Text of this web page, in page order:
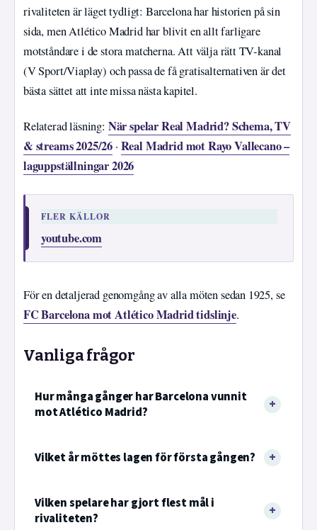
rivaliteten är läget tydligt: Barcelona har historien på sin
sida, men Atlético Madrid har blivit en allt farligare
motståndare i de stora matcherna. Att välja rätt TV-kanal
(V Sport/Viaplay) och passa de få gratisalternativen är det
bästa sättet att inte missa nästa kapitel.
Relaterad läsning: När spelar Real Madrid? Schema, TV
& streams 2025/26 · Real Madrid mot Rayo Vallecano –
laguppställningar 2026
FLER KÄLLOR
youtube.com
För en detaljerad genomgång av alla möten sedan 1925, se
FC Barcelona mot Atlético Madrid tidslinje.
Vanliga frågor
Hur många gånger har Barcelona vunnit
mot Atlético Madrid?
Vilket år möttes lagen för första gången?
Vilken spelare har gjort flest mål i
rivaliteten?